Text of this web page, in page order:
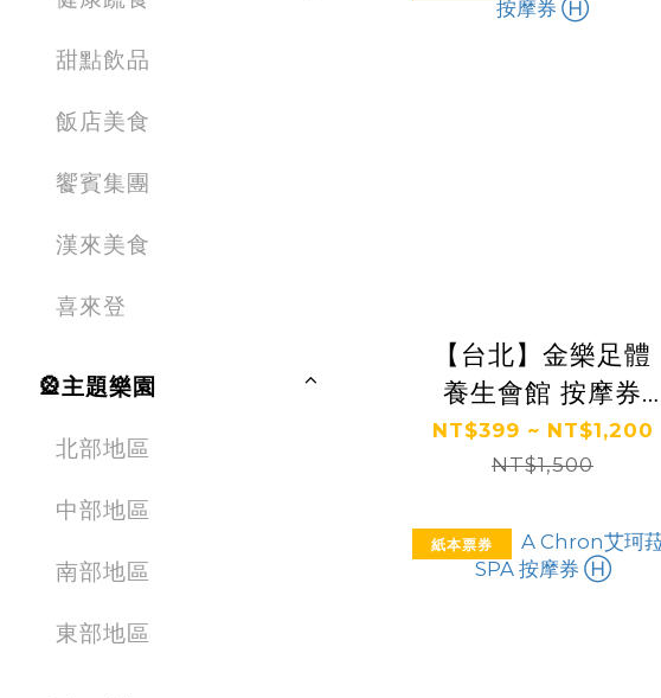
甜點飲品
飯店美食
饗賓集團
漢來美食
喜來登
🎡主題樂園
北部地區
中部地區
南部地區
東部地區
【台北】金樂足體
養生會館 按摩券
Ⓗ
NT$399 ~ NT$1,200
NT$1,500
紙本票券